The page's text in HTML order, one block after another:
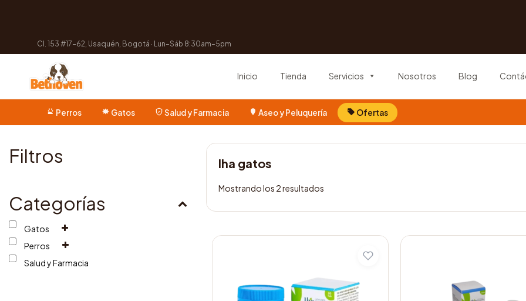
Cl. 153 #17-62, Usaquén, Bogotá · Lun–Sáb 8:30am–5pm
Inicio Tienda Servicios Nosotros Blog
Perros Gatos Salud y Farmacia Aseo y Peluquería Ofertas
Filtros
Categorías
Gatos
Perros
Salud y Farmacia
lha gatos
Mostrando los 2 resultados